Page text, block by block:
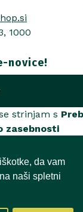
da vam
naši spletni
1000
novice!
strinjam s
zasebnosti
Love Your